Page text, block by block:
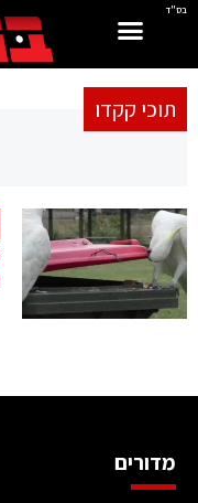
בס"ד
תוכי קקדו
מדורים